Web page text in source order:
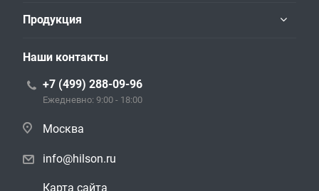
Продукция
Наши контакты
+7 (499) 288-09-96
Ежедневно: 9:00 - 18:00
Москва
info@hilson.ru
Карта сайта